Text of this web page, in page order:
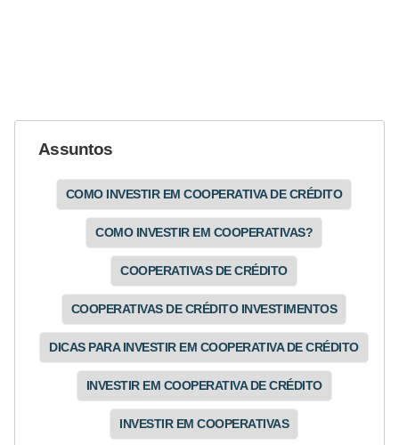
Assuntos
COMO INVESTIR EM COOPERATIVA DE CRÉDITO
COMO INVESTIR EM COOPERATIVAS?
COOPERATIVAS DE CRÉDITO
COOPERATIVAS DE CRÉDITO INVESTIMENTOS
DICAS PARA INVESTIR EM COOPERATIVA DE CRÉDITO
INVESTIR EM COOPERATIVA DE CRÉDITO
INVESTIR EM COOPERATIVAS